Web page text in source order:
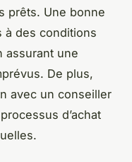
prêts. Une bonne
à des conditions
assurant une
De plus,
avec un conseiller
d’achat